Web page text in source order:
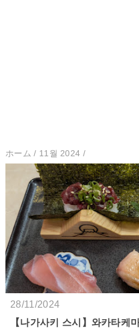
ホーム / 11월 2024 /
28/11/2024
【나가사키 스시】와카타케